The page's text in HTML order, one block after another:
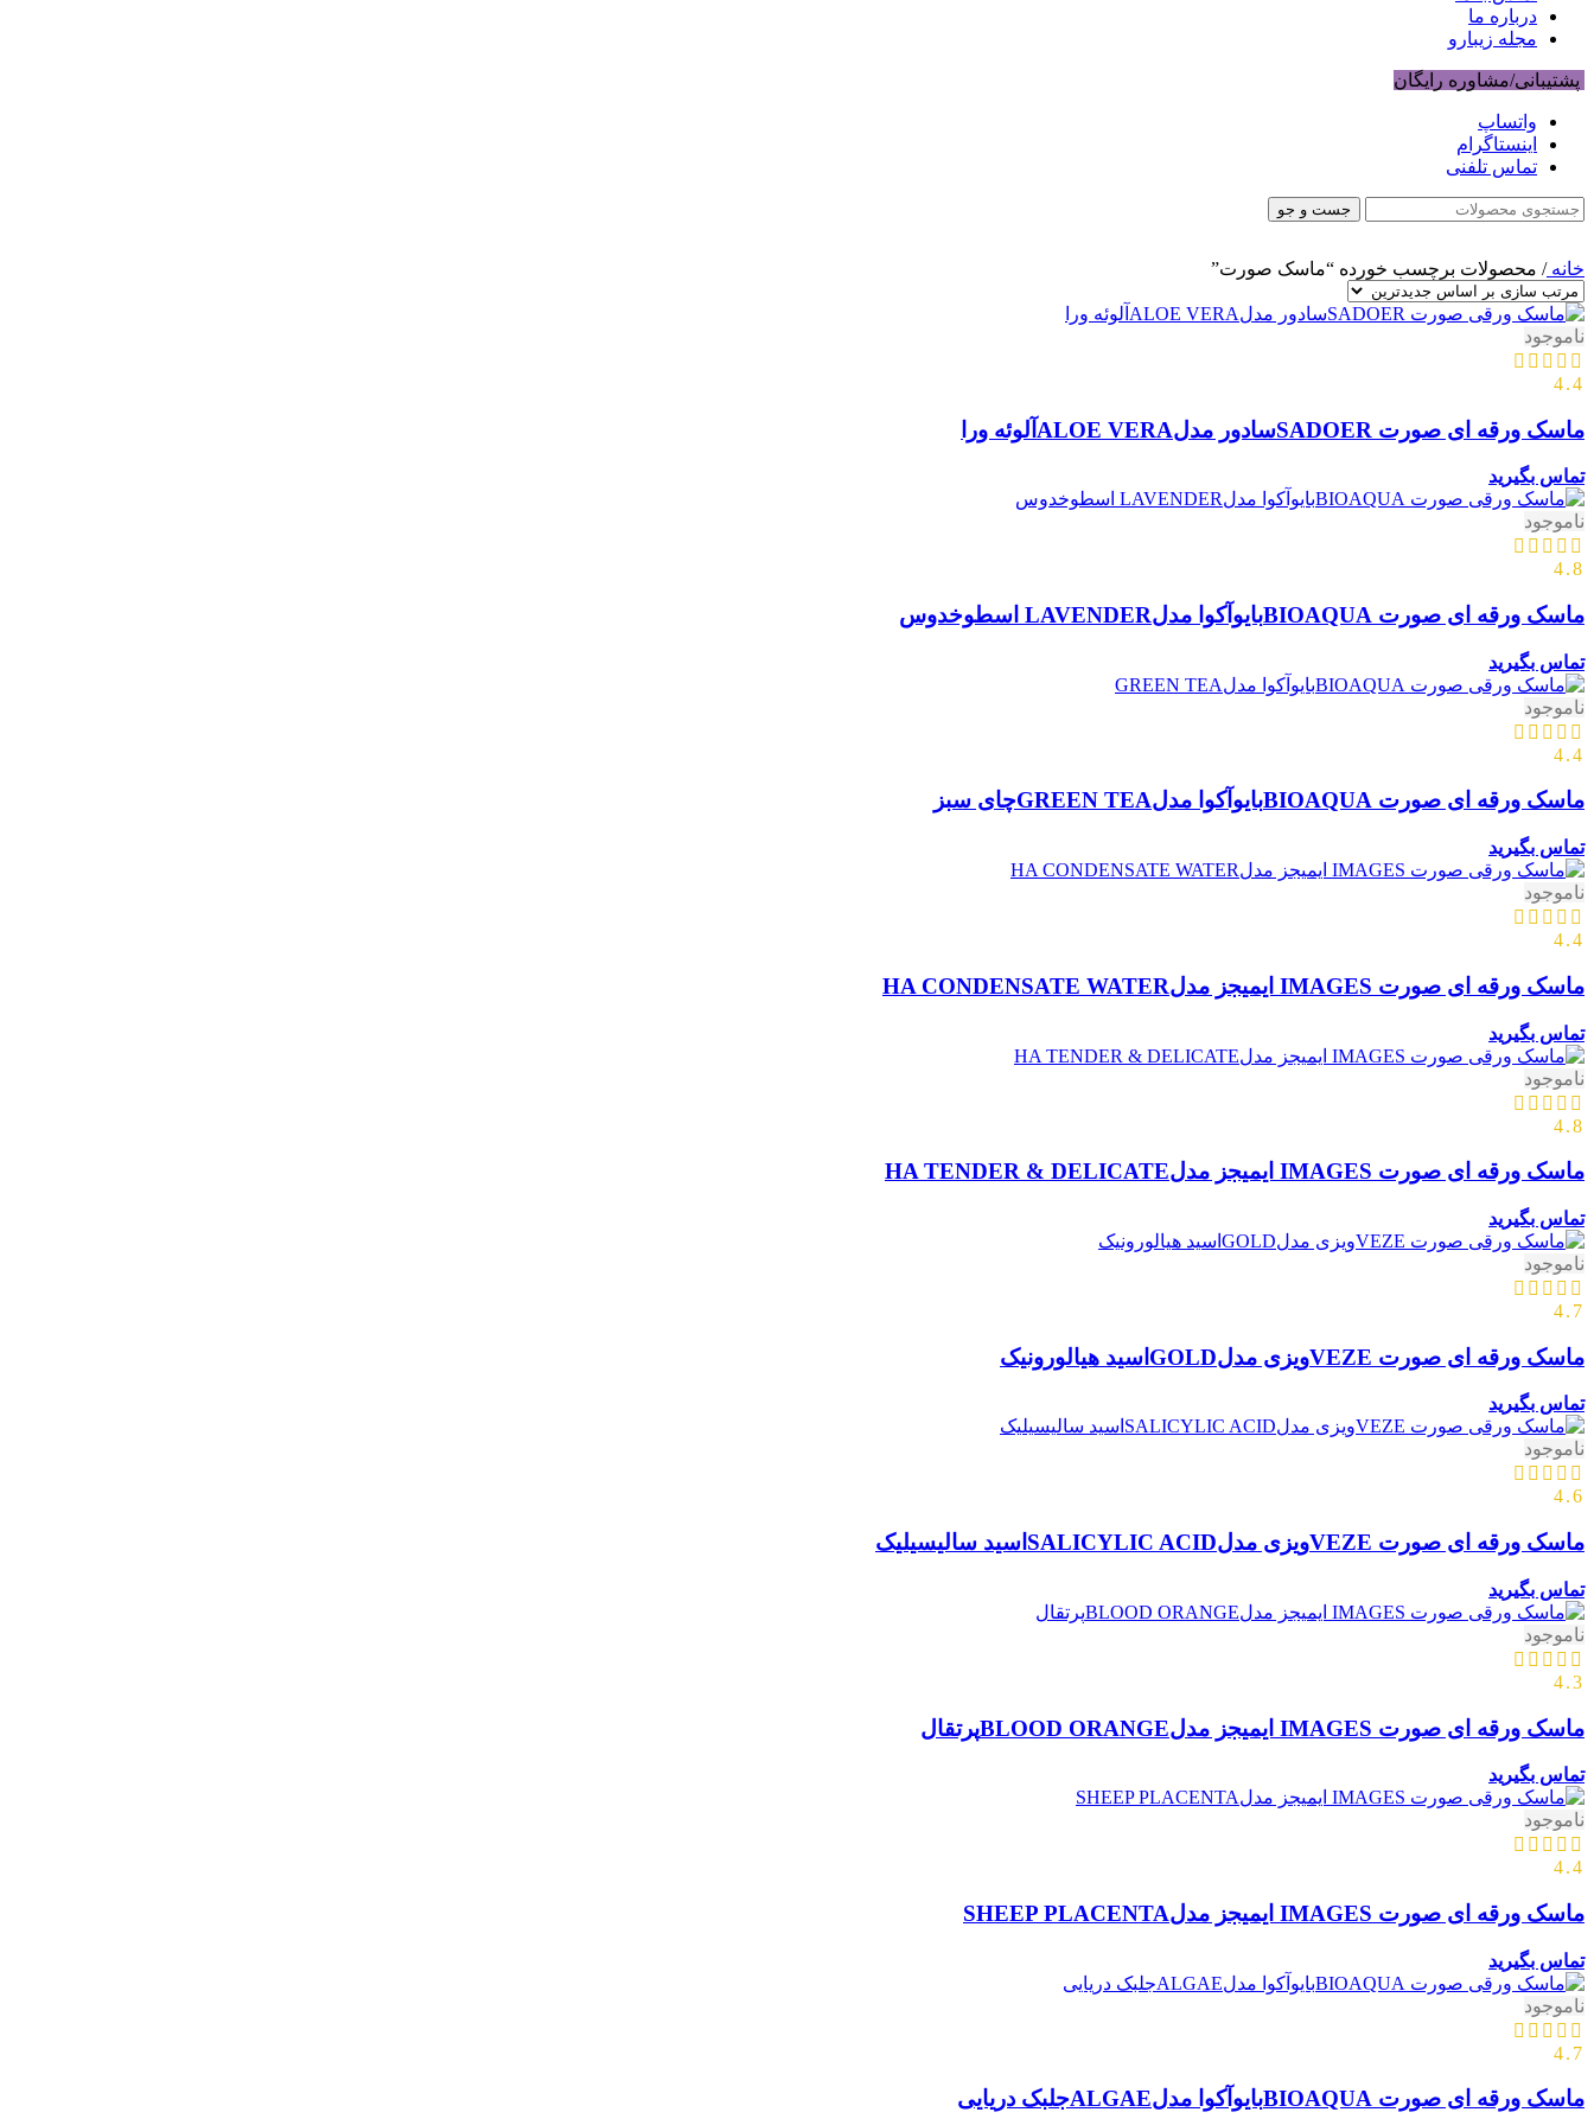
درباره ما
مجله زیبارو
پشتیبانی/مشاوره رایگان
واتساپ
اینستاگرام
تماس تلفنی
جست و جو
خانه/ محصولات برچسب خورده “ماسک صورت”
ناموجود
4.4
ماسک ورقه ای صورت SADOERسادور مدلALOE VERAآلوئه ورا
تماس بگیرید
ناموجود
4.8
ماسک ورقه ای صورت BIOAQUAبایوآکوا مدلLAVENDER اسطوخدوس
تماس بگیرید
ناموجود
4.4
ماسک ورقه ای صورت BIOAQUAبایوآکوا مدلGREEN TEAچای سبز
تماس بگیرید
ناموجود
4.4
ماسک ورقه ای صورت IMAGES ایمیجز مدلHA CONDENSATE WATER
تماس بگیرید
ناموجود
4.8
ماسک ورقه ای صورت IMAGES ایمیجز مدلHA TENDER & DELICATE
تماس بگیرید
ناموجود
4.7
ماسک ورقه ای صورت VEZEویزی مدلGOLDاسید هیالورونیک
تماس بگیرید
ناموجود
4.6
ماسک ورقه ای صورت VEZEویزی مدلSALICYLIC ACIDاسید سالیسیلیک
تماس بگیرید
ناموجود
4.3
ماسک ورقه ای صورت IMAGES ایمیجز مدلBLOOD ORANGEپرتقال
تماس بگیرید
ناموجود
4.4
ماسک ورقه ای صورت IMAGES ایمیجز مدلSHEEP PLACENTA
تماس بگیرید
ناموجود
4.7
ماسک ورقه ای صورت BIOAQUAبایوآکوا مدلALGAEجلبک دریایی